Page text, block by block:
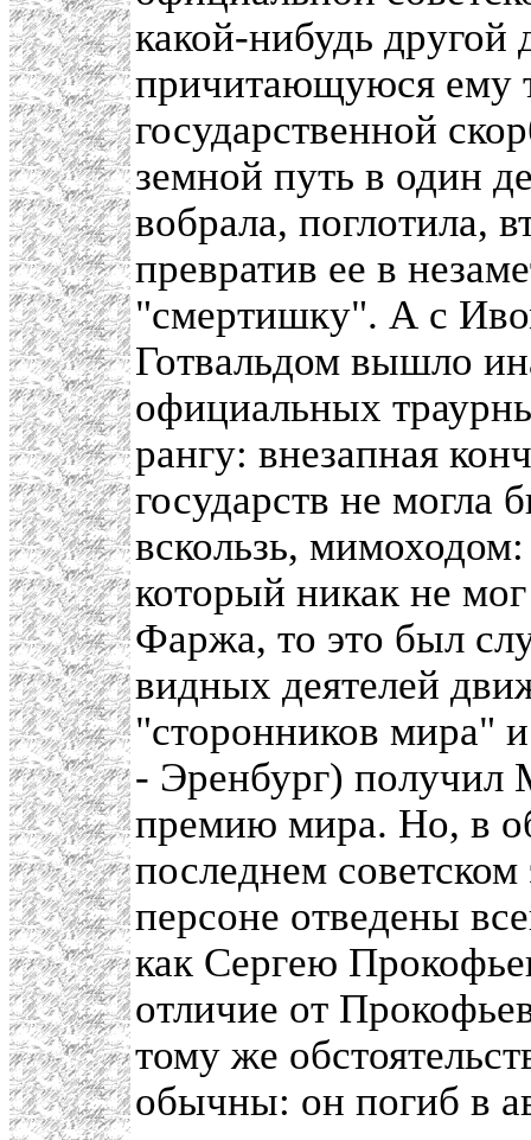
какой-нибудь
причитающуюся ему
государственной
земной путь в один
вобрала, поглотила,
превратив ее в
"смертишку". А с
Готвальдом вышло
официальных
рангу: внезапная
государств не могла
вскользь,
который никак не
Фаржа, то это был
видных деятелей
"сторонников мира"
- Эренбург)
премию мира. Но, в
последнем
персоне отведены
как Сергею
отличие от
тому же
обычны: он погиб в